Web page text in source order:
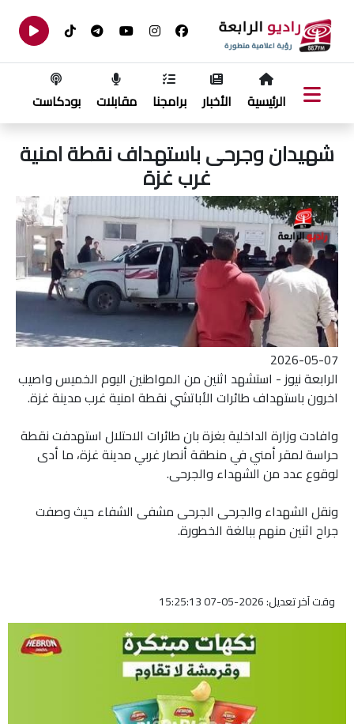
الرئيسية الأخبار برامجنا مقابلات بودكاست
شهيدان وجرحى باستهداف نقطة امنية
غرب غزة
2026-05-07
الرابعة نيوز - استشهد اثنين من المواطنين اليوم الخميس واصيب
اخرون باستهداف طائرات الأباتشي نقطة امنية غرب مدينة غزة.
وافادت وزارة الداخلية بغزة بان طائرات الاحتلال استهدفت نقطة
حراسة لمقر أمني في منطقة أنصار غربي مدينة غزة، ما أدى
لوقوع عدد من الشهداء والجرحى.
ونقل الشهداء والجرحى الجرحى مشفى الشفاء حيث وصفت
جراح اثنين منهم ببالغة الخطورة.
وقت آخر تعديل: 2026-05-07 15:25:13